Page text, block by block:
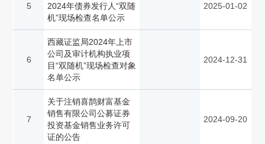
5
2024年债券发行人“双随
机”现场检查名单公示
2025-01-02
6
西藏证监局2024年上市
公司及审计机构执业项
目“双随机”现场检查对象
名单公示
2024-12-31
7
关于注销喜鹊财富基金
销售有限公司公募证券
投资基金销售业务许可
证的公告
2024-09-20